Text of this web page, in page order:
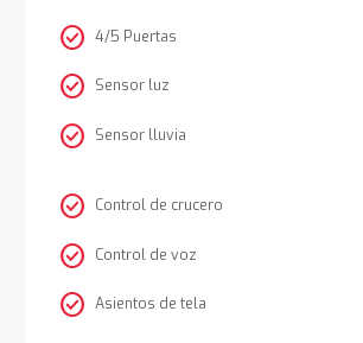
check_circle 4/5 Puertas
check_circle Sensor luz
check_circle Sensor lluvia
check_circle Control de crucero
check_circle Control de voz
check_circle Asientos de tela